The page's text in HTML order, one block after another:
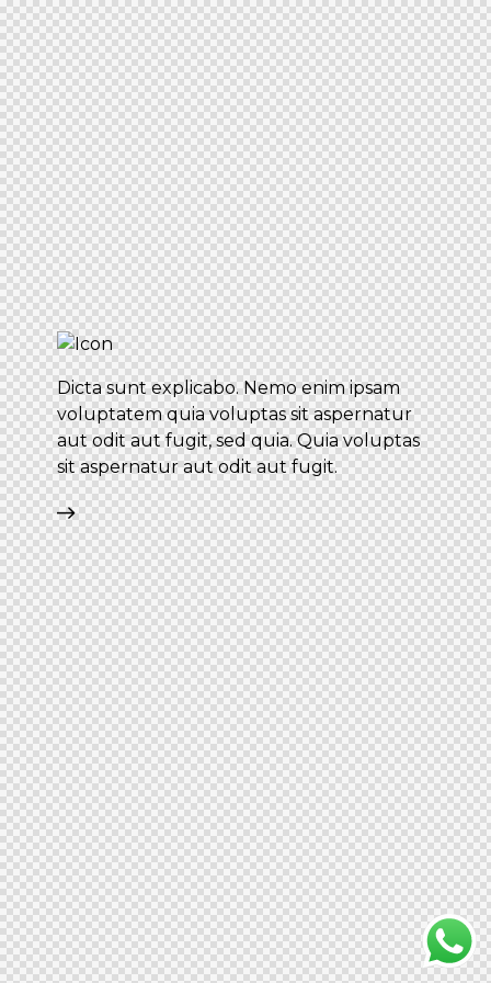
Dicta sunt explicabo. Nemo enim ipsam
voluptatem quia voluptas sit aspernatur
aut odit aut fugit, sed quia. Quia voluptas
sit aspernatur aut odit aut fugit.